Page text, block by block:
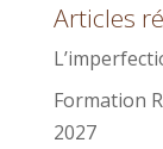
Articles
Formation
2027